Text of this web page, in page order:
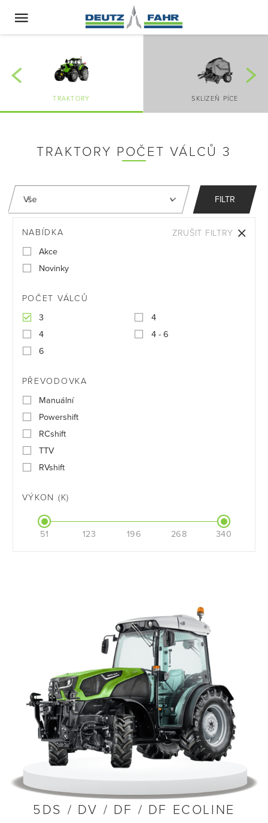
TRAKTORY SKLIZEŇ PÍCE
TRAKTORY POČET VÁLCŮ 3
FILTR
NABÍDKA
Akce
Novinky
POČET VÁLCŮ
3
4
4
4 - 6
6
PŘEVODOVKA
Manuální
Powershift
RCshift
TTV
RVshift
VÝKON (K)
51 123 196 268 340
ZRUŠIT FILTRY
5DS / DV / DF / DF ECOLINE